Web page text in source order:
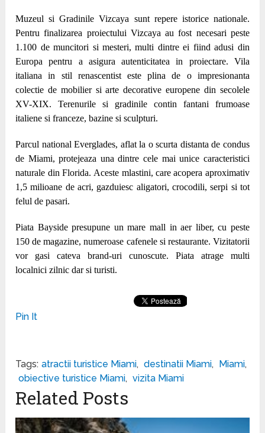
Muzeul si Gradinile Vizcaya sunt repere istorice nationale.
Pentru finalizarea proiectului Vizcaya au fost necesari peste
1.100 de muncitori si mesteri, multi dintre ei fiind adusi din
Europa pentru a asigura autenticitatea in proiectare. Vila
italiana in stil renascentist este plina de o impresionanta
colectie de mobilier si arte decorative europene din secolele
XV-XIX. Terenurile si gradinile contin fantani frumoase
italiene si franceze, bazine si sculpturi.
Parcul national Everglades, aflat la o scurta distanta de condus
de Miami, protejeaza una dintre cele mai unice caracteristici
naturale din Florida. Aceste mlastini, care acopera aproximativ
1,5 milioane de acri, gazduiesc aligatori, crocodili, serpi si tot
felul de pasari.
Piata Bayside presupune un mare mall in aer liber, cu peste
150 de magazine, numeroase cafenele si restaurante. Vizitatorii
vor gasi cateva brand-uri cunoscute. Piata atrage multi
localnici zilnic dar si turisti.
Pin It
Tags: atractii turistice Miami, destinatii Miami, Miami,
obiective turistice Miami, vizita Miami
Related Posts